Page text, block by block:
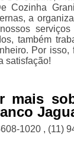
Cozinha
a
também
Por
satisfação!
mais
1020 , (11)